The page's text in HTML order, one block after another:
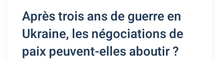
Après trois ans de guerre en
Ukraine, les négociations de
paix peuvent-elles aboutir ?